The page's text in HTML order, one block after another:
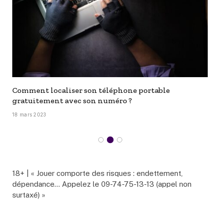
Comment localiser son téléphone portable
gratuitement avec son numéro ?
18 mars 2023
18+ | « Jouer comporte des risques : endettement,
dépendance… Appelez le 09-74-75-13-13 (appel non
surtaxé) »